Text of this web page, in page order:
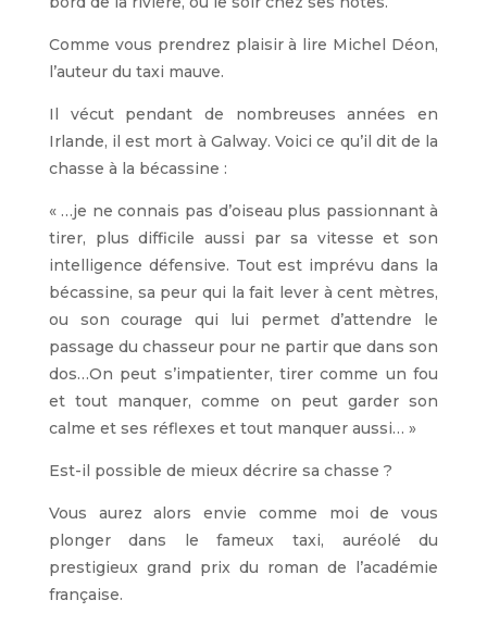
Comme vous prendrez plaisir à lire Michel Déon,
l’auteur du taxi mauve.
Il vécut pendant de nombreuses années en
Irlande, il est mort à Galway. Voici ce qu’il dit de la
chasse à la bécassine :
« …je ne connais pas d’oiseau plus passionnant à
tirer, plus difficile aussi par sa vitesse et son
intelligence défensive. Tout est imprévu dans la
bécassine, sa peur qui la fait lever à cent mètres,
ou son courage qui lui permet d’attendre le
passage du chasseur pour ne partir que dans son
dos…On peut s’impatienter, tirer comme un fou
et tout manquer, comme on peut garder son
calme et ses réflexes et tout manquer aussi… »
Est-il possible de mieux décrire sa chasse ?
Vous aurez alors envie comme moi de vous
plonger dans le fameux taxi, auréolé du
prestigieux grand prix du roman de l’académie
française.